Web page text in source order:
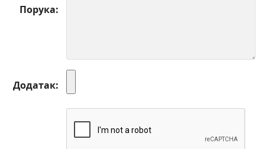
Порука
Додатак